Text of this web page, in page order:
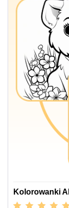
Kolorowanki AI